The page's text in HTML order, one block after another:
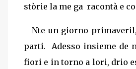
stòrie la me ga racontà e
Nte un giorno
parti.
Adesso insieme de
fiori e in torno a lori, drio